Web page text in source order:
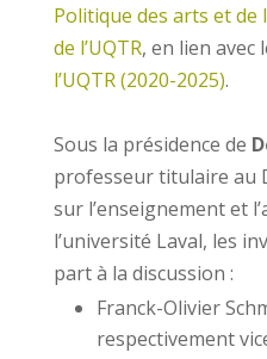
Politique des arts et
de l’UQTR, en lien avec
l’UQTR (2020-2025).
Sous la présidence de
professeur titulaire au
sur l’enseignement et
l’université Laval, les
part à la discussion :
Franck-Olivier
respectivement